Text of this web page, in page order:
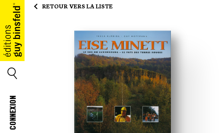
ACCUEIL
SEARCH
CONNEXION
RETOUR VERS LA LISTE